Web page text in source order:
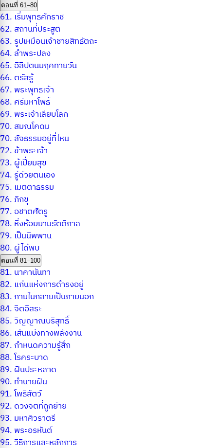
ตอนที่ 61–80
61. เริ่มพุทธศักราช
62. สถานที่ประสูติ
63. รูปเหมือนเจ้าชายสิทธัตถะ
64. ลำพระปลง
65. อิสิปตนมฤคทายวัน
66. ตรัสรู้
67. พระพุทธเจ้า
68. ศรีมหาโพธิ์
69. พระเจ้าเลียบโลก
70. สมณโคดม
70. สัจธรรมอยู่ที่ไหน
72. ข้าพระเจ้า
73. ผู้เปี่ยมสุข
74. รู้ด้วยตนเอง
75. เมตตาธรรม
76. ภิกขุ
77. อชาตศัตรู
78. หิ่งห้อยยามรัตติกาล
79. เป็นนิพพาน
80. ผู้ได้พบ
ตอนที่ 81–100
81. นาคานันทา
82. แก่นแห่งการดำรงอยู่
83. ภายในกลายเป็นภายนอก
84.จิตอิสระ
85.วิญญาณบริสุทธิ์
86. เส้นแบ่งทางพลังงาน
87. กำหนดความรู้สึก
88.โรคระบาด
89. ฝันประหลาด
90. ทำนายฝัน
91.โพธิสัตว์
92. ดวงจิตที่ถูกย้าย
93. มหาศิวราตรี
94. พระอรหันต์
95.วิธีการและหลักการ